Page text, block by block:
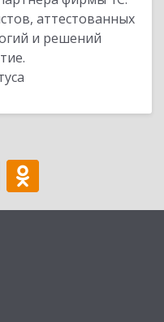
аттестованных
и решений